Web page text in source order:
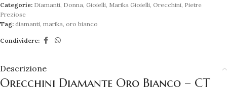
Categorie: Diamanti, Donna, Gioielli, Marika Gioielli, Orecchini, Pietre
Preziose
Tag: diamanti, marika, oro bianco
Condividere:
Descrizione
Orecchini Diamante Oro Bianco – CT